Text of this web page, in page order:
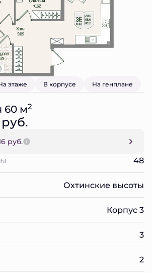
этаже В корпусе На генплане
60 м2
руб.
48
Охтинские высоты
Корпус 3
3
2